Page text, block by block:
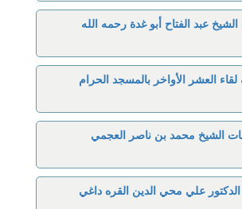
عبد الفتاح أبو غدة رحمه الله
العشر الأواخر بالمسجد الحرام
الشيخ محمد بن ناصر العجمي
علي محي الدين القره داغي